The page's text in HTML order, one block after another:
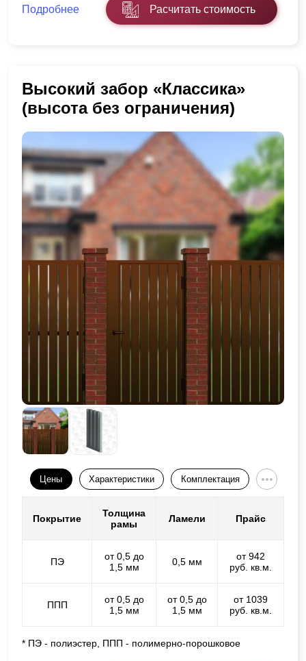
Подробнее Расчитать стоимость
Высокий забор «Классика»
(высота без ограничения)
Цены Характеристики Комплектация
Покрытие
Толщина
рамы
Ламели Прайс
ПЭ
от 0,5 до
1,5 мм
0,5 мм
от 942
руб. кв.м.
ППП
от 0,5 до
1,5 мм
от 0,5 до
1,5 мм
от 1039
руб. кв.м.
* ПЭ - полиэстер, ППП - полимерно-порошковое